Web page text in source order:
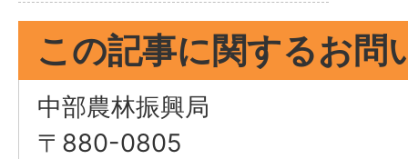
この記事に関するお問
中部農林振興局
〒880-0805